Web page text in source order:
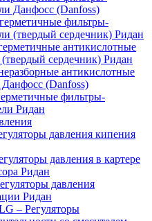
Данфосс (Danfoss)
фильтры-
(твердый сердечник) Ридан
антикислотные
сердечник) Ридан
антикислотные
(Danfoss)
фильтры-
Ридан
давления кипения
давления в картере
Ридан
давления
Ридан
– Регуляторы